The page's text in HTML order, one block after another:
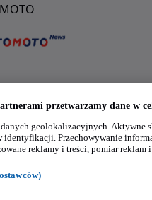
telefonie
przetwarzamy dane w
geolokalizacyjnych. Aktywne
identyfikacji. Przechowywanie
reklamy i treści, pomiar reklam